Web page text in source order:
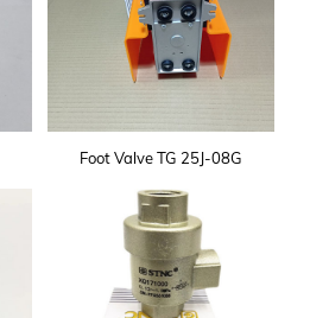
Foot Valve TG 25J-08G